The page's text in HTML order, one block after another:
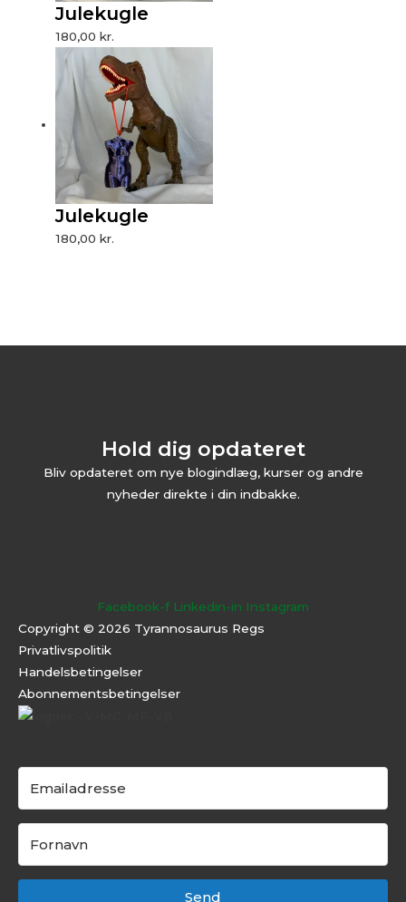
Julekugle
180,00kr.
Julekugle
180,00kr.
Hold dig opdateret
Bliv opdateret om nye blogindlæg, kurser og andre
nyheder direkte i din indbakke.
Facebook-f Linkedin-in Instagram
Copyright © 2026 Tyrannosaurus Regs
Privatlivspolitik
Handelsbetingelser
Abonnementsbetingelser
Send